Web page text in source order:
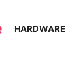
HARDWARE